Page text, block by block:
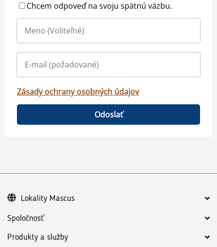
Chcem odpoveď na svoju spätnú väzbu.
Zásady ochrany osobných údajov
Odoslať
Spoločnosť
Produkty a služby
Lokality Mascus